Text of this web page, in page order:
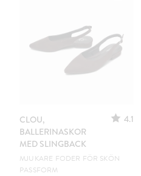
CLOU,
BALLERINASKOR
MED SLINGBACK
4.1
MJUKARE FODER FÖR SKÖN
PASSFORM